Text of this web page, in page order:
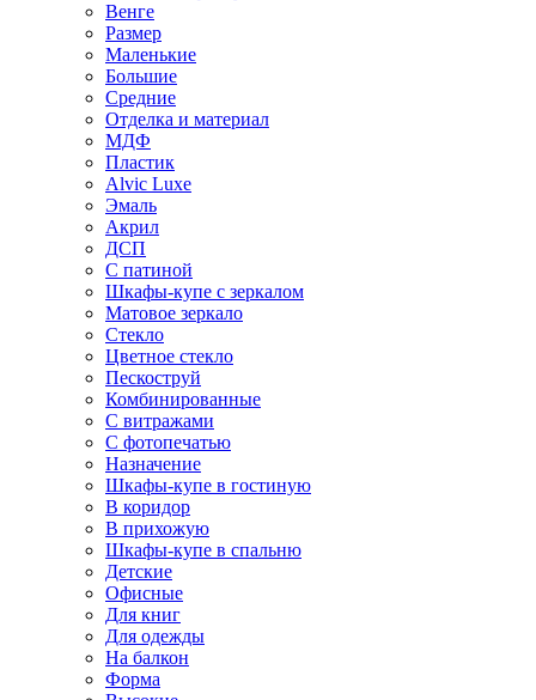
Венге
Размер
Маленькие
Большие
Средние
Отделка и материал
МДФ
Пластик
Alvic Luxe
Эмаль
Акрил
ДСП
С патиной
Шкафы-купе с зеркалом
Матовое зеркало
Стекло
Цветное стекло
Пескоструй
Комбинированные
С витражами
С фотопечатью
Назначение
Шкафы-купе в гостиную
В коридор
В прихожую
Шкафы-купе в спальню
Детские
Офисные
Для книг
Для одежды
На балкон
Форма